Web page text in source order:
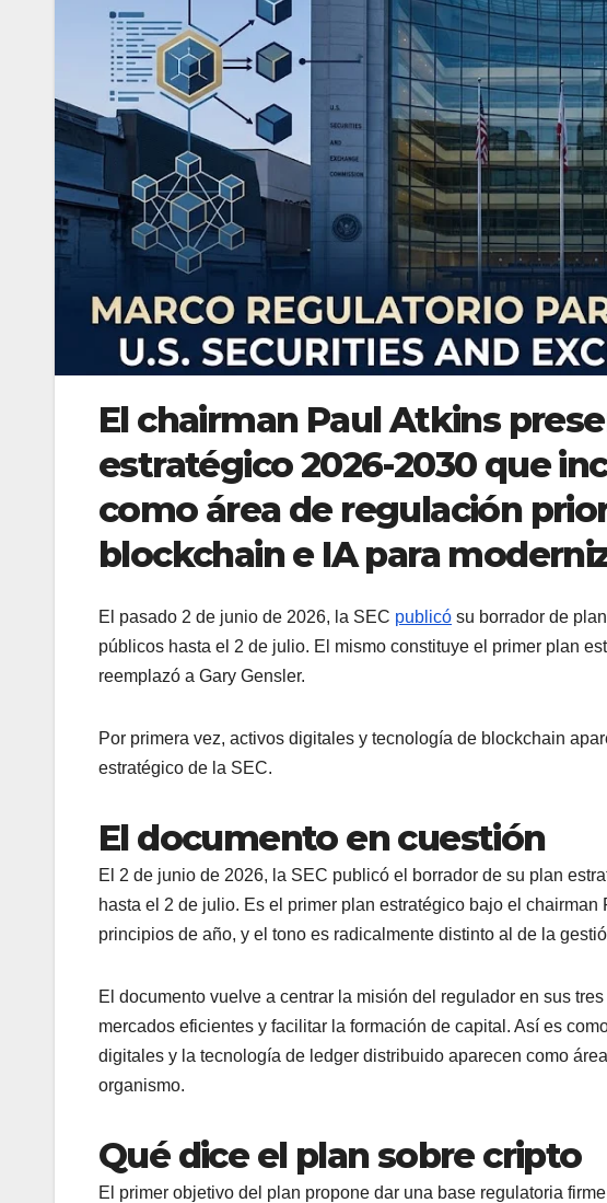
El chairman Paul Atkins
estratégico 2026-2030 que
como área de regulación
blockchain e IA para
El pasado 2 de junio de 2026, la SEC publicó su borrador de
públicos hasta el 2 de julio. El mismo constituye el primer plan
reemplazó a Gary Gensler.
Por primera vez, activos digitales y tecnología de blockchain
estratégico de la SEC.
El documento en cuestión
El 2 de junio de 2026, la SEC publicó el borrador de su plan
hasta el 2 de julio. Es el primer plan estratégico bajo el
principios de año, y el tono es radicalmente distinto al de la
El documento vuelve a centrar la misión del regulador en sus
mercados eficientes y facilitar la formación de capital. Así es
digitales y la tecnología de ledger distribuido aparecen como
organismo.
Qué dice el plan sobre cripto
El primer objetivo del plan propone dar una base regulatoria